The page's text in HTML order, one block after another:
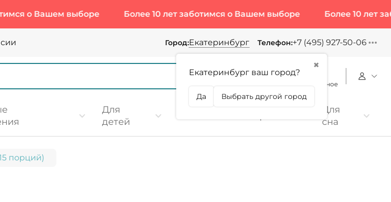
выборе Более 10 лет заботимся о Вашем выборе Более 10 лет
Город:Екатеринбург
✖
Екатеринбург ваш город?
Да Выбрать другой город
Телефон:+7 (495) 927-50-06
Избранное
Для
детей
Для
сна
порций)